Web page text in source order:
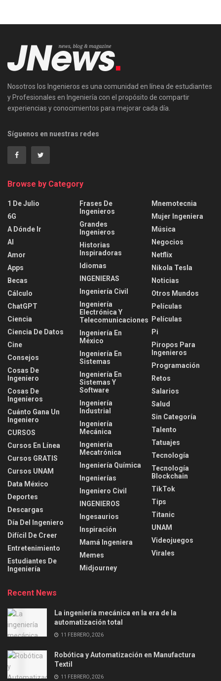
Nosotros los Ingenieros es una comunidad en línea de estudiantes
y Profesionales en Ingeniería con el propósito de compartir
experiencias y conocimientos para mejorar cada día.
Síguenos en nuestras redes
Browse by Category
1 De Julio
6G
A Dónde Ir
AI
Amor
Apps
Becas
Cálculo
ChatGPT
Ciencia
Ciencia De Datos
Cine
Consejos
Cosas De
Ingeniero
Cosas De
Ingenieros
Cuánto Gana Un
Ingeniero
CURSOS
Cursos En Línea
Cursos GRATIS
Cursos UNAM
Data México
Deportes
Descargas
Día Del Ingeniero
Difícil De Creer
Entretenimiento
Estudiantes De
Ingeniería
Frases De
Ingenieros
Grandes
Ingenieros
Historias
Inspiradoras
Idiomas
INGENIERAS
Ingeniería Civil
Ingeniería
Electrónica Y
Telecomunicaciones
Ingeniería En
México
Ingeniería En
Sistemas
Ingeniería En
Sistemas Y
Software
Ingeniería
Industrial
Ingeniería
Mecánica
Ingeniería
Mecatrónica
Ingeniería Química
Ingenierías
Ingeniero Civil
INGENIEROS
Ingesaurios
Inspiración
Mamá Ingeniera
Memes
Midjourney
Mnemotecnia
Mujer Ingeniera
Música
Negocios
Netflix
Nikola Tesla
Noticias
Otros Mundos
Películas
Películas
Pi
Piropos Para
Ingenieros
Programación
Retos
Salarios
Salud
Sin Categoría
Talento
Tatuajes
Tecnología
Tecnología
Blockchain
TikTok
Tips
Titanic
UNAM
Videojuegos
Virales
Recent News
La ingeniería mecánica en la era de la
automatización total
11 FEBRERO, 2026
Robótica y Automatización en Manufactura
Textil
11 FEBRERO, 2026